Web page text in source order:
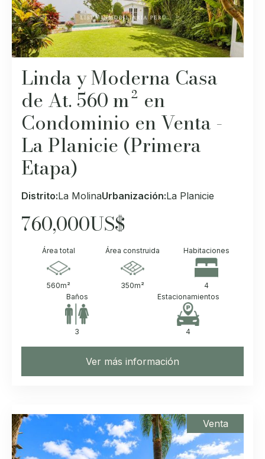
Linda y Moderna Casa
de At. 560 m² en
Condominio en Venta -
La Planicie (Primera
Etapa)
Distrito:La MolinaUrbanización:La Planicie
760,000US$
Área total
560m²
Área construida
350m²
Habitaciones
4
Baños
3
Estacionamientos
4
Ver más información
Venta